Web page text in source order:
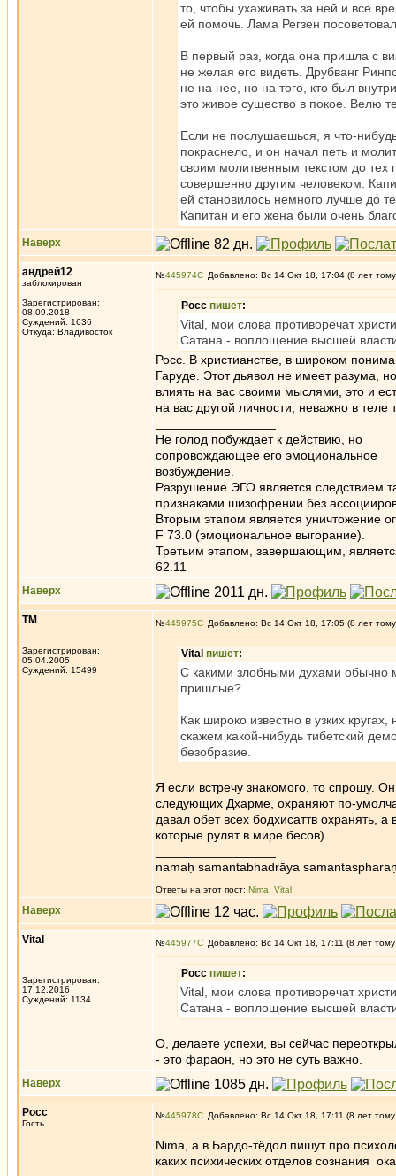
то, чтобы ухаживать за ней и все
ей помочь. Лама Регзен
В первый раз, когда она пришла с
не желая его видеть. Друбванг
не на нее, но на того, кто был
это живое существо в покое. Велю
Если не послушаешься, я что-
покраснело, и он начал петь и
своим молитвенным текстом до тех
совершенно другим человеком.
ей становилось немного лучше до
Капитан и его жена были очень
Наверх
андрей12
заблокирован
Зарегистрирован:
08.09.2018
Суждений: 1636
Откуда: Владивосток
№445974 Добавлено: Вс 14 Окт 18, 17:04 (8 лет
Росс пишет:
Vital, мои слова противоречат
Сатана - воплощение высшей
Росс. В христианстве, в широком
Гаруде. Этот дьявол не имеет разума,
влиять на вас своими мыслями, это и
на вас другой личности, неважно в теле
Не голод побуждает к действию, но
сопровождающее его эмоциональное
возбуждение.
Разрушение ЭГО является следствием
признаками шизофрении без
Вторым этапом является уничтожение
F 73.0 (эмоциональное выгорание).
Третьим этапом, завершающим,
62.11
Наверх
ТМ
Зарегистрирован:
05.04.2005
Суждений: 15499
№445975 Добавлено: Вс 14 Окт 18, 17:05 (8 лет
Vital пишет:
С какими злобными духами обычно
пришлые?
Как широко известно в узких
скажем какой-нибудь тибетский
безобразие.
Я если встречу знакомого, то спрошу.
следующих Дхарме, охраняют по-
давал обет всех бодхисаттв охранять,
которые рулят в мире бесов).
namaḥ samantabhadrāya
Ответы на этот пост: Nima Vital
Наверх
Vital
Зарегистрирован:
17.12.2016
Суждений: 1134
№445977 Добавлено: Вс 14 Окт 18, 17:11 (8 лет
Росс пишет:
Vital, мои слова противоречат
Сатана - воплощение высшей
О, делаете успехи, вы сейчас
- это фараон, но это не суть важно.
Наверх
Росс
Гость
№445978 Добавлено: Вс 14 Окт 18, 17:11 (8 лет
Nima, а в Бардо-тёдол пишут про
каких психических отделов сознания